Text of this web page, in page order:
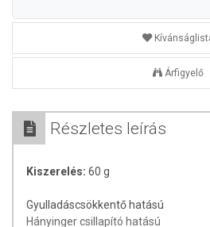
Árfigyelő
Részletes leírás
Kiszerelés: 60 g
Gyulladáscsökkentő hatású
Hányinger csillapító hatású